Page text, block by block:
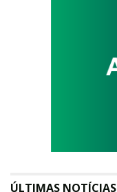
ÚLTIMAS NOTÍCIAS